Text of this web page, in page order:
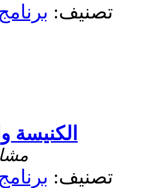
تصنيف:
الكنيسة
152
تصنيف: